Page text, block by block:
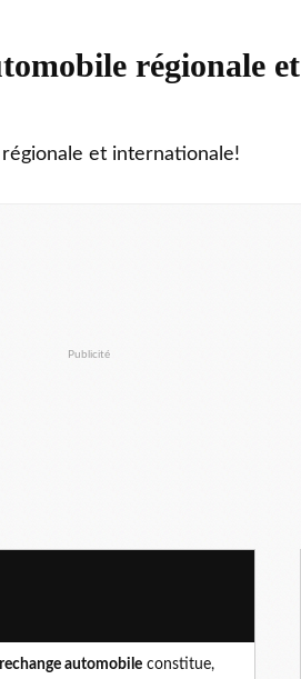
régionale et
et internationale!
Publicité
automobile constitue,